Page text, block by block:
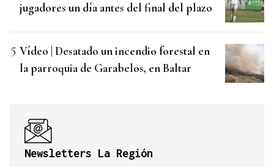
jugadores un día antes del final del plazo
Vídeo | Desatado un incendio forestal en
la parroquia de Garabelos, en Baltar
Newsletters La Región